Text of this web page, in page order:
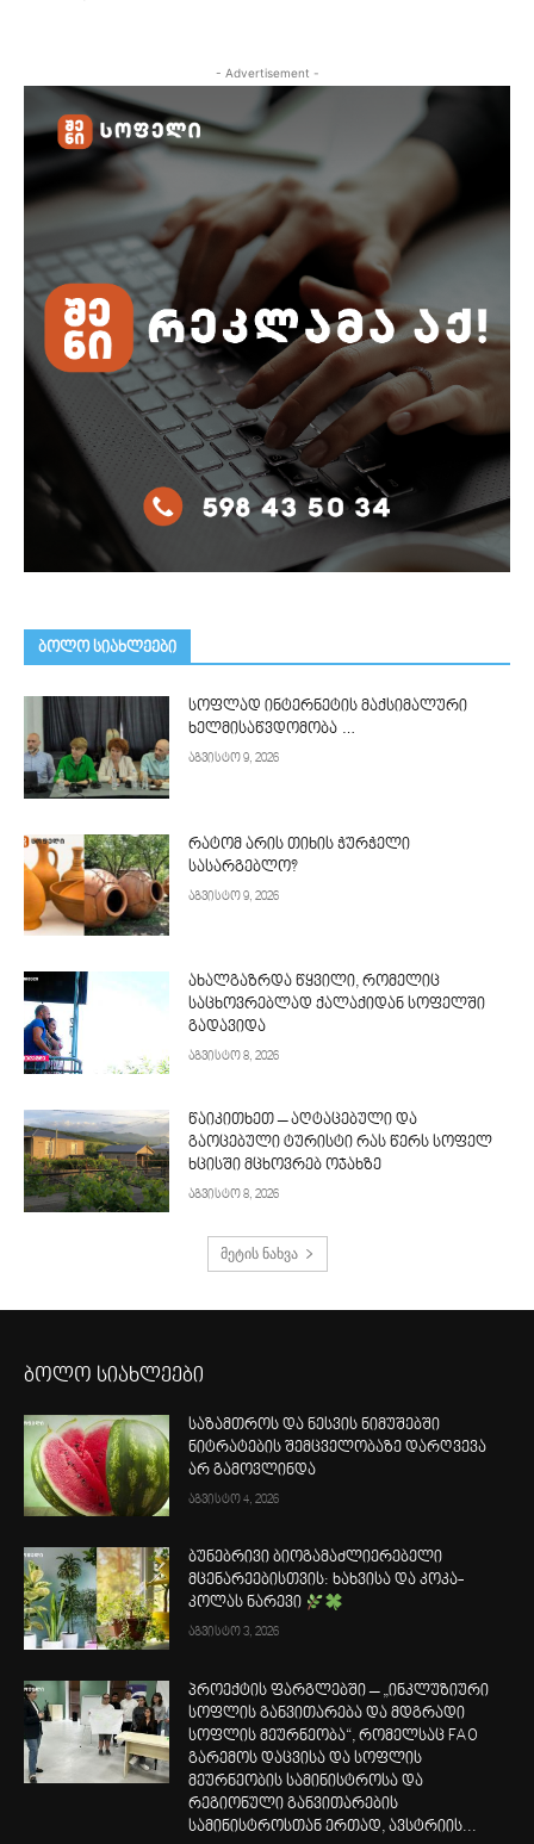
- Advertisement -
ᲑᲝᲚᲝ ᲡᲘᲐᲮᲚᲔᲔᲑᲘ
სოფლად ინტერნეტის მაქსიმალური
ხელმისაწვდომობა …
აგვისტო 9, 2026
რატომ არის თიხის ჭურჭელი
სასარგებლო?
აგვისტო 9, 2026
ახალგაზრდა წყვილი, რომელიც
საცხოვრებლად ქალაქიდან სოფელში
გადავიდა
აგვისტო 8, 2026
წაიკითხეთ – აღტაცებული და
გაოცებული ტურისტი რას წერს სოფელ
ხცისში მცხოვრებ ოჯახზე
აგვისტო 8, 2026
მეტის ნახვა
ბოლო სიახლეები
საზამთროს და ნესვის ნიმუშებში
ნიტრატების შემცველობაზე დარღვევა
არ გამოვლინდა
აგვისტო 4, 2026
ბუნებრივი ბიოგამაძლიერებელი
მცენარეებისთვის: ხახვისა და კოკა-
კოლას ნარევი
აგვისტო 3, 2026
პროექტის ფარგლებში – „ინკლუზიური
სოფლის განვითარება და მდგრადი
სოფლის მეურნეობა“, რომელსაც FAO
გარემოს დაცვისა და სოფლის
მეურნეობის სამინისტროსა და
რეგიონული განვითარების
სამინისტროსთან ერთად, ავსტრიის...